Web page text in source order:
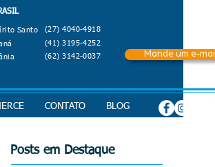
Santo
(27) 4040-4918
(41) 3195-4252
(62) 3142-0037
Mande um e-mail
CONTATO BLOG
Posts em Destaque